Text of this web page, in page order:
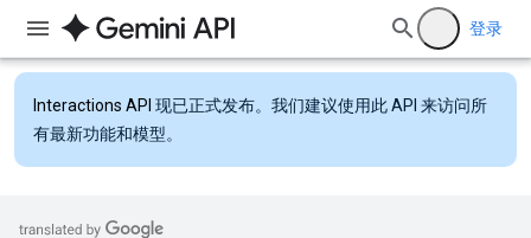
登录
Interactions API 现已正式发布。我们建议使用此 API 来访问所
有最新功能和模型。